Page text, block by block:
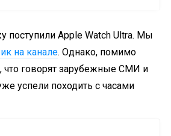
поступили Apple Watch Ultra. Мы
на канале. Однако, помимо
что говорят зарубежные СМИ и
успели походить с часами